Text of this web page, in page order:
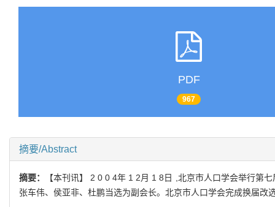
PDF
967
摘要/Abstract
摘要：
【本刊讯】 2 0 0 4年 1 2月 1 8日 ,北京市人口学会举行第
张车伟、侯亚非、杜鹏当选为副会长。北京市人口学会完成换届改